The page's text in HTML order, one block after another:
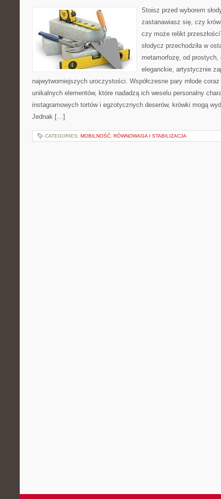
Stoisz przed wyborem
zastanawiasz się, czy
czy może relikt
słodycz przechodziła w
metamorfozę, od
eleganckie, artystycznie
najwytworniejszych uroczystości. Współczesne pary młode
unikalnych elementów, które nadadzą ich weselu personalny
instagramowych tortów i egzotycznych deserów, krówki mogą
Jednak […]
CATEGORIES: MOBILNOŚĆ, RÓWNOWAGA I STABILIZACJA